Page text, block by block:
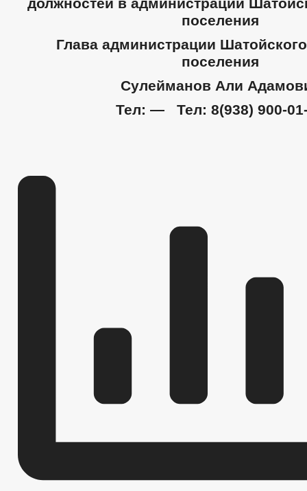
поселения
Глава администрации
поселения
Сулейманов Али
Тел: — Тел: 8(938) 900-